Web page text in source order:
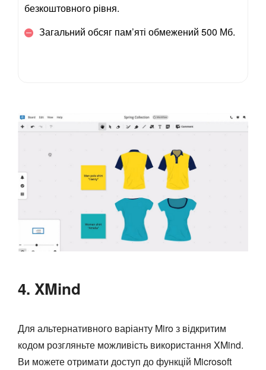
безкоштовного рівня.
Загальний обсяг пам’яті обмежений 500 Мб.
4. XMind
Для альтернативного варіанту Miro з відкритим
кодом розгляньте можливість використання XMind.
Ви можете отримати доступ до функцій Microsoft